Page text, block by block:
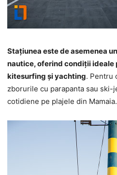
Stațiunea este de asemenea
nautice, oferind condiții
kitesurfing și yachting. Pentru
zborurile cu parapanta sau
cotidiene pe plajele din Mamaia.